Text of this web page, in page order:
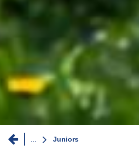
Fil
d'Ariane
... Juniors